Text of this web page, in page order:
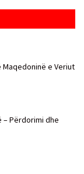
e Veriut
– Përdorimi dhe